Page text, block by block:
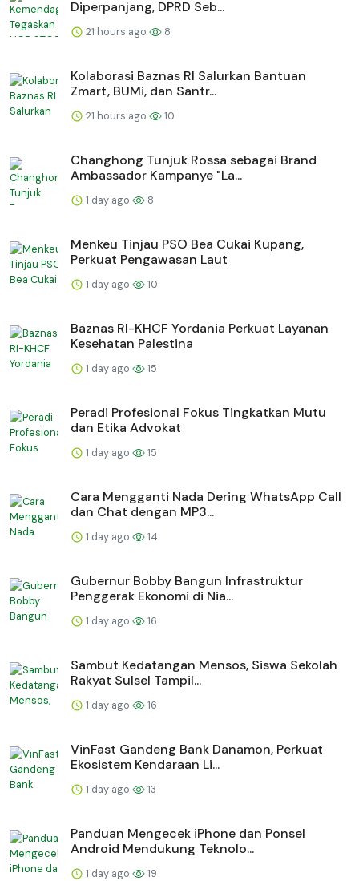
Diperpanjang, DPRD Seb...
21 hours ago 8
Kolaborasi Baznas RI Salurkan Bantuan
Zmart, BUMi, dan Santr...
21 hours ago 10
Changhong Tunjuk Rossa sebagai Brand
Ambassador Kampanye "La...
1 day ago 8
Menkeu Tinjau PSO Bea Cukai Kupang,
Perkuat Pengawasan Laut
1 day ago 10
Baznas RI-KHCF Yordania Perkuat Layanan
Kesehatan Palestina
1 day ago 15
Peradi Profesional Fokus Tingkatkan Mutu
dan Etika Advokat
1 day ago 15
Cara Mengganti Nada Dering WhatsApp Call
dan Chat dengan MP3...
1 day ago 14
Gubernur Bobby Bangun Infrastruktur
Penggerak Ekonomi di Nia...
1 day ago 16
Sambut Kedatangan Mensos, Siswa Sekolah
Rakyat Sulsel Tampil...
1 day ago 16
VinFast Gandeng Bank Danamon, Perkuat
Ekosistem Kendaraan Li...
1 day ago 13
Panduan Mengecek iPhone dan Ponsel
Android Mendukung Teknolo...
1 day ago 19